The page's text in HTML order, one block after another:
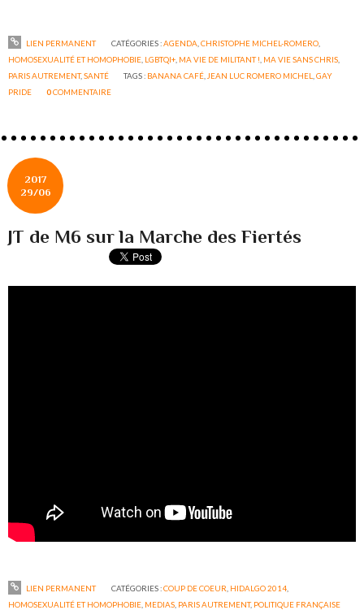
LIEN PERMANENT CATÉGORIES :AGENDA CHRISTOPHE MICHEL-ROMERO,
HOMOSEXUALITÉ ET HOMOPHOBIE LGBTQI+ MA VIE DE MILITANT ! MA VIE SANS CHRIS
PARIS AUTREMENT,SANTÉ TAGS : BANANA CAFÉ JEAN LUC ROMERO MICHEL ,GAY
PRIDE
0COMMENTAIRE
2017
29/06
JT de M6 sur la Marche des Fiertés
LIEN PERMANENT CATÉGORIES :COUP DE COEUR HIDALGO 2014,
HOMOSEXUALITÉ ET HOMOPHOBIE MEDIAS PARIS AUTREMENT, POLITIQUE FRANÇAISE